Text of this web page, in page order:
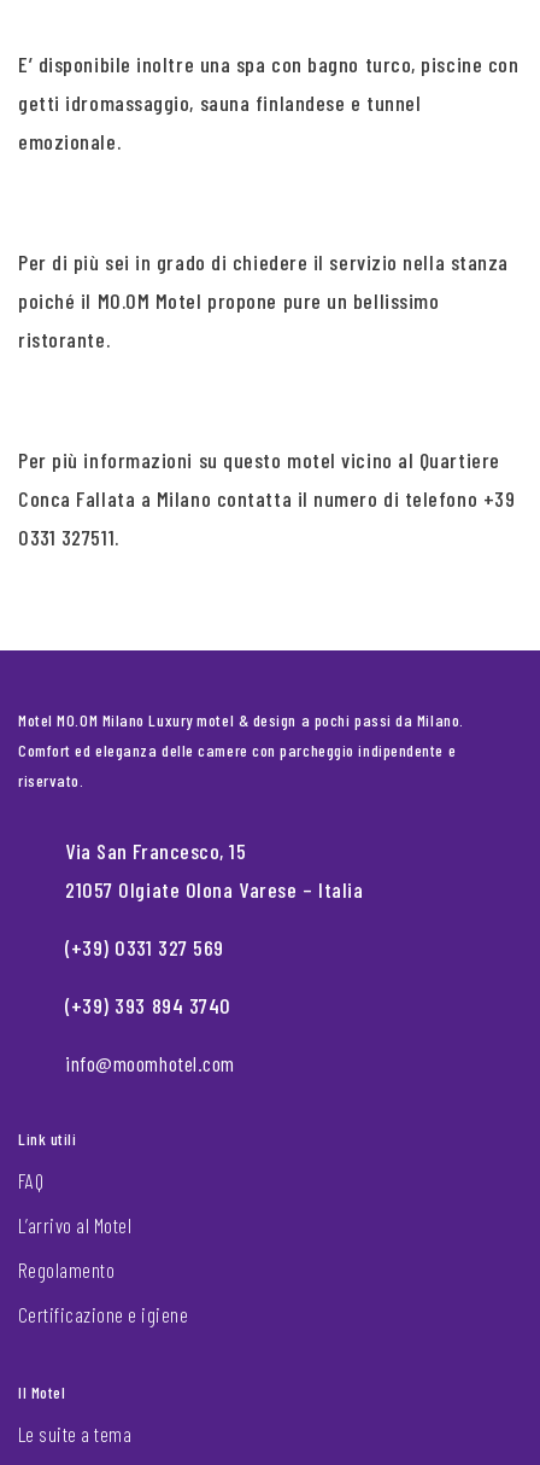
E’ disponibile inoltre una spa con bagno turco, piscine con
getti idromassaggio, sauna finlandese e tunnel
emozionale.
Per di più sei in grado di chiedere il servizio nella stanza
poiché il MO.OM Motel propone pure un bellissimo
ristorante.
Per più informazioni su questo motel vicino al Quartiere
Conca Fallata a Milano contatta il numero di telefono +39
0331 327511.
Motel MO.OM Milano Luxury motel & design a pochi passi da Milano.
Comfort ed eleganza delle camere con parcheggio indipendente e
riservato.
Via San Francesco, 15
21057 Olgiate Olona Varese – Italia
(+39) 0331 327 569
(+39) 393 894 3740
info@moomhotel.com
Link utili
FAQ
L’arrivo al Motel
Regolamento
Certificazione e igiene
Il Motel
Le suite a tema